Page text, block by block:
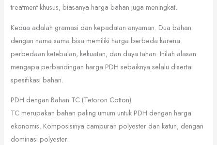
treatment khusus, biasanya harga bahan juga meningkat.
Kedua adalah gramasi dan kepadatan anyaman. Dua bahan
dengan nama sama bisa memiliki harga berbeda karena
perbedaan ketebalan, kekuatan, dan daya tahan. Inilah alasan
mengapa perbandingan harga PDH sebaiknya selalu disertai
spesifikasi bahan.
PDH dengan Bahan TC (Tetoron Cotton)
TC merupakan bahan paling umum untuk PDH dengan harga
ekonomis. Komposisinya campuran polyester dan katun, dengan
dominasi polyester.